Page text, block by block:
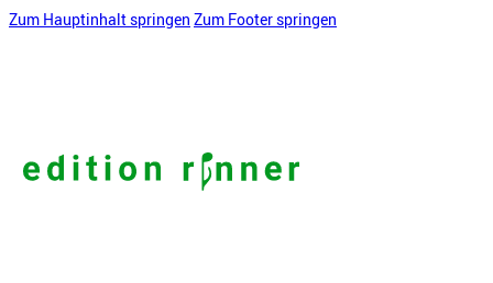
Zum Hauptinhalt springen Zum Footer springen